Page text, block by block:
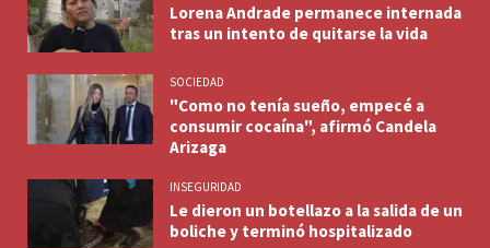
Lorena Andrade permanece internada
tras un intento de quitarse la vida
SOCIEDAD
"Como no tenía sueño, empecé a
consumir cocaína", afirmó Candela
Arizaga
INSEGURIDAD
Le dieron un botellazo a la salida de un
boliche y terminó hospitalizado